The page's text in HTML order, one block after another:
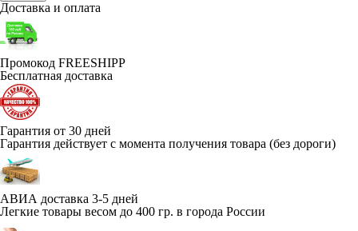
Доставка и оплата
Промокод FREESHIPP
Бесплатная доставка
Гарантия от 30 дней
Гарантия действует с момента получения товара (без дороги)
АВИА доставка 3-5 дней
Легкие товары весом до 400 гр. в города России